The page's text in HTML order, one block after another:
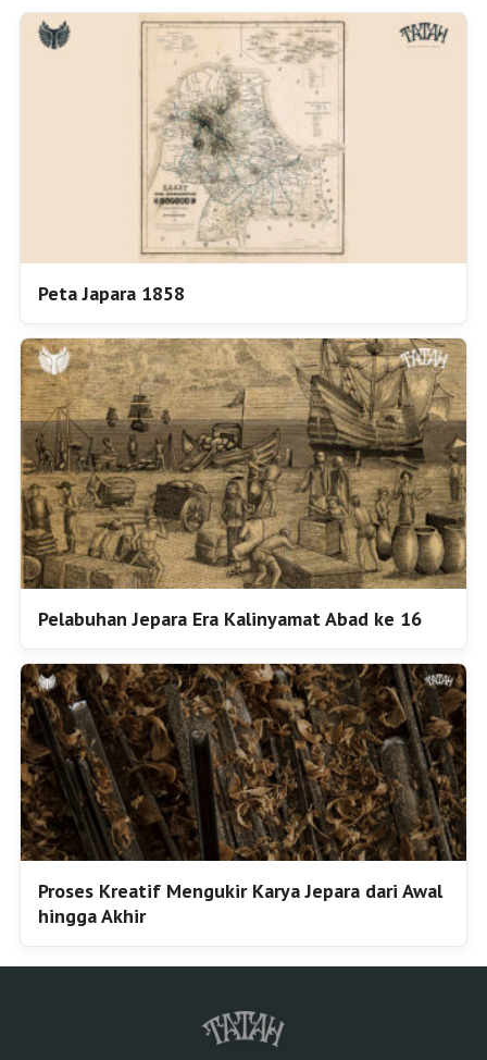
Peta Japara 1858
Pelabuhan Jepara Era Kalinyamat Abad ke 16
Proses Kreatif Mengukir Karya Jepara dari Awal
hingga Akhir